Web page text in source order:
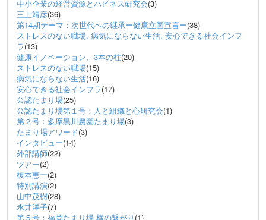
中小企業の経営資源とハピネス研究会(3)
三上靖彦(36)
第14期テーマ：次世代への継承ー健康立国宣言ー(38)
ストレスのない職場, 病気にならない生活, 安心できる社会インフ
ラ(13)
健康イノベーション、3本の柱(20)
ストレスのない職場(15)
病気にならない生活(16)
安心できる社会インフラ(17)
公認たまり場(25)
公認たまり場第１号：人と組織と心研究会(1)
第２号：多摩黒川農園たまり場(3)
たまり場アワード(3)
インタビュー(14)
外部講師(22)
ツアー(2)
榎本恵一(2)
特別講演(2)
山中茂樹(28)
永井洋子(7)
第５号：福岡たまり場 横の繋がり (1)